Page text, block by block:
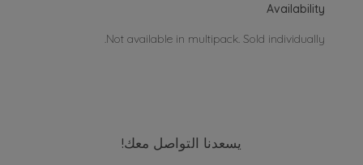
Availability
Not available in multipack. Sold individually.
يسعدنا التواصل معك!